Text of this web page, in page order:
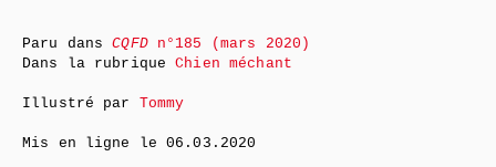
Paru dansCQFDn°185 (mars 2020)
Dans la rubriqueChien méchant
Illustré par Tommy
Mis en ligne le06.03.2020